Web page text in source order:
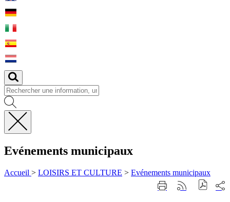
Fermer
recherche
Evénements municipaux
Accueil > LOISIRS ET CULTURE > Evénements municipaux
ImprimerGénérer
sur